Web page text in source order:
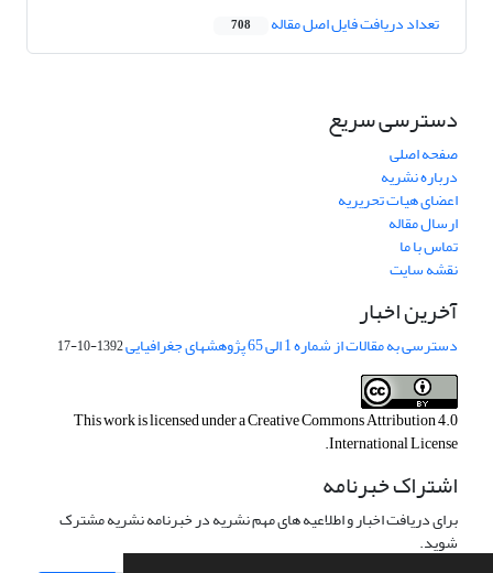
تعداد دریافت فایل اصل مقاله 708
دسترسی سریع
صفحه اصلی
درباره نشریه
اعضای هیات تحریریه
ارسال مقاله
تماس با ما
نقشه سایت
آخرین اخبار
دسترسی به مقالات از شماره 1 الی 65 پژوهشهای جغرافیایی 1392-10-17
This work is licensed under aCreative Commons Attribution 4.0
International License
.
اشتراک خبرنامه
برای دریافت اخبار و اطلاعیه های مهم نشریه در خبرنامه نشریه مشترک
شوید.